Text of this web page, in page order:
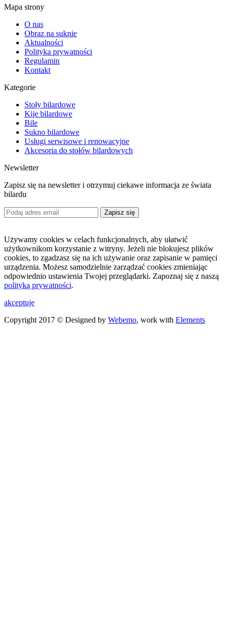
Mapa strony
O nas
Obraz na suknie
Aktualności
Polityka prywatności
Regulamin
Kontakt
Kategorie
Stoły bilardowe
Kije bilardowe
Bile
Sukno bilardowe
Usługi serwisowe i renowacyjne
Akcesoria do stołów bilardowych
Newsletter
Zapisz się na newsletter i otrzymuj ciekawe informacja ze świata
bilardu
Zapisz się
Używamy cookies w celach funkcjonalnych, aby ułatwić
użytkownikom korzystanie z witryny. Jeżeli nie blokujesz plików
cookies, to zgadzasz się na ich używanie oraz zapisanie w pamięci
urządzenia. Możesz samodzielnie zarządzać cookies zmieniając
odpowiednio ustawienia Twojej przeglądarki. Zapoznaj się z naszą
polityką prywatności.
akceptuję
Copyright 2017 © Designed by Webemo, work with Elements